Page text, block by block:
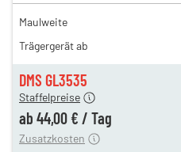
DMS GL3535
76,00 €
63,00 €
51,00 €
Staffelpreise
ab 44,00 € / Tag
12,00 €
Zusatzkosten
Maulweite
Trägergerät ab